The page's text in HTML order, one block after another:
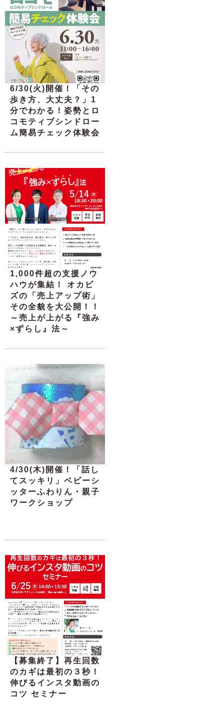
6/30(火)開催！「その
歩き方、大丈夫？」1
分でわかる！姿勢とロ
コモティブシンドロー
ム簡易チェック体験会
1,000件超の支援ノウ
ハウが集結！ オカビ
ズの「売上アップ術」
その全貌を大公開！！
～売上が上がる『強み
×ずらし』法～
4/30(木)開催！「話し
てスッキリ」ベビーシ
ッターふわりん・親子
ワークショップ
【募集終了】再生回数
のカギは最初の３秒！
伸びるインスタ動画の
コツ セミナー